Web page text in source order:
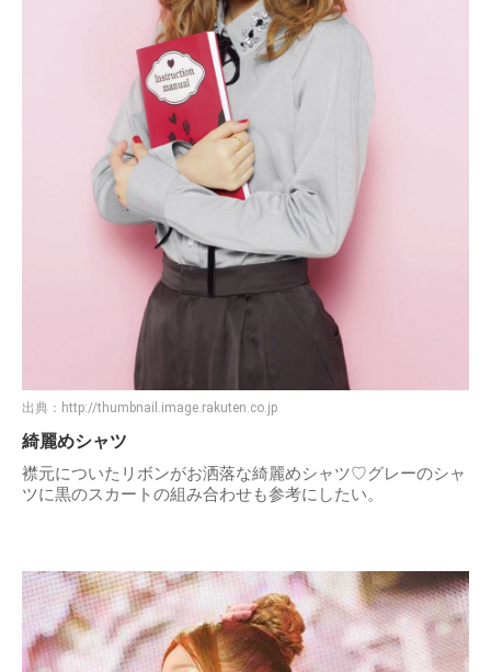
出典： http://thumbnail.image.rakuten.co.jp
綺麗めシャツ
襟元についたリボンがお洒落な綺麗めシャツ♡グレーのシャ
ツに黒のスカートの組み合わせも参考にしたい。